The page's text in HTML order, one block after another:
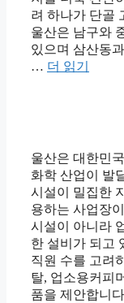
려 하나가 단골
울산은 남구와
있으며 삼산동
… 더 읽기
울산은 대한민
화학 산업이 발
시설이 밀집한
용하는 사업장
시설이 아니라
한 설비가 되고
직원 수를 고려
탈, 업소용커피
품을 제안합니